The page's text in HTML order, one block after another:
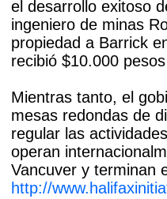
el desarrollo exitoso
ingeniero de minas
propiedad a Barrick
recibió $10.000
Mientras tanto, el
mesas redondas de
regular las
operan
Vancuver y terminan
http://